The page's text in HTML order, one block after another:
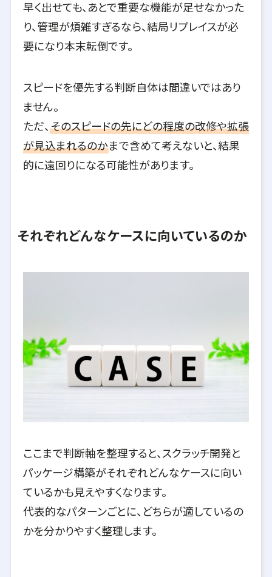
早く出せても、あとで重要な機能が足せなかった
り、管理が煩雑すぎるなら、結局リプレイスが必
要になり本末転倒です。
スピードを優先する判断自体は間違いではあり
ません。
ただ、 そのスピードの先にどの程度の改修や拡張
が見込まれるのかまで含めて考えないと、結果
的に遠回りになる可能性があります。
それぞれどんなケースに向いているのか
ここまで判断軸を整理すると、スクラッチ開発と
パッケージ構築がそれぞれどんなケースに向い
ているかも見えやすくなります。
代表的なパターンごとに、どちらが適しているの
かを分かりやすく整理します。